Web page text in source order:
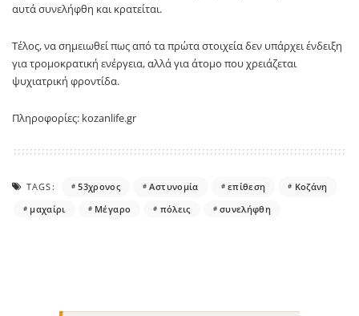
αυτά συνελήφθη και κρατείται.
Τέλος, να σημειωθεί πως από τα πρώτα στοιχεία δεν υπάρχει ένδειξη
για τρομοκρατική ενέργεια, αλλά για άτομο που χρειάζεται
ψυχιατρική φροντίδα.
Πληροφορίες: kozanlife.gr
TAGS: 53χρονος Αστυνομία επίθεση
Κοζάνη
μαχαίρι
Μέγαρο πόλεις συνελήφθη